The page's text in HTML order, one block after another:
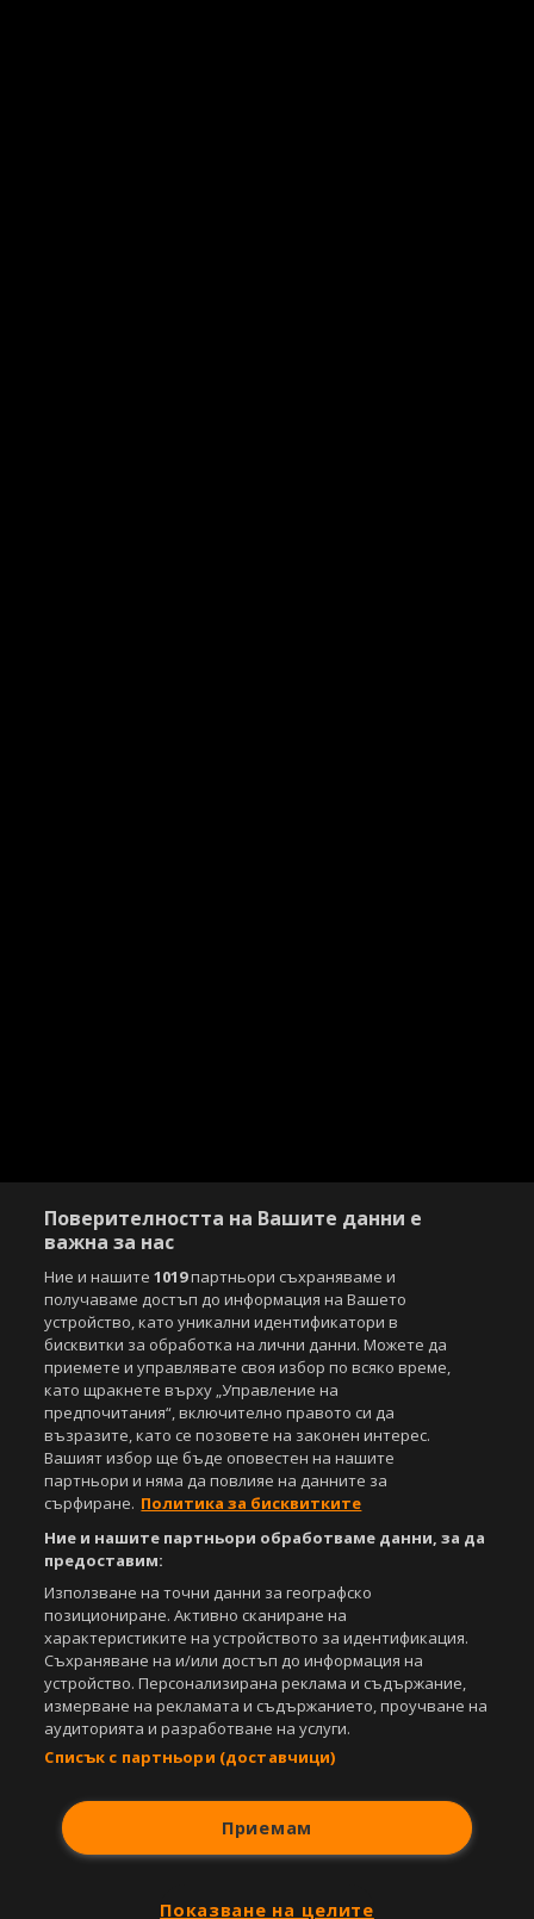
Поверителността на Вашите данни е
важна за нас
Ние и нашите1019партньори съхраняваме и
получаваме достъп до информация на Вашето
устройство, като уникални идентификатори в
бисквитки за обработка на лични данни. Можете да
приемете и управлявате своя избор по всяко време,
като щракнете върху „Управление на
предпочитания“, включително правото си да
възразите, като се позовете на законен интерес.
Вашият избор ще бъде оповестен на нашите
партньори и няма да повлияе на данните за
сърфиране. Политика за бисквитките
Ние и нашите партньори обработваме данни, за да
предоставим:
Използване на точни данни за географско
позициониране. Активно сканиране на
характеристиките на устройството за идентификация.
Съхраняване на и/или достъп до информация на
устройство. Персонализирана реклама и съдържание,
измерване на рекламата и съдържанието, проучване на
аудиторията и разработване на услуги.
Списък с партньори (доставчици)
Приемам
Показване на целите